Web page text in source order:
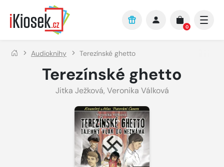
Přejít na hlavní obsah
0
Audioknihy Terezínské ghetto
Terezínské ghetto
Jitka Ježková, Veronika Válková